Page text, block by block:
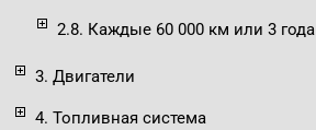
2.8. Каждые 60 000 км или 3 года
3. Двигатели
4. Топливная система